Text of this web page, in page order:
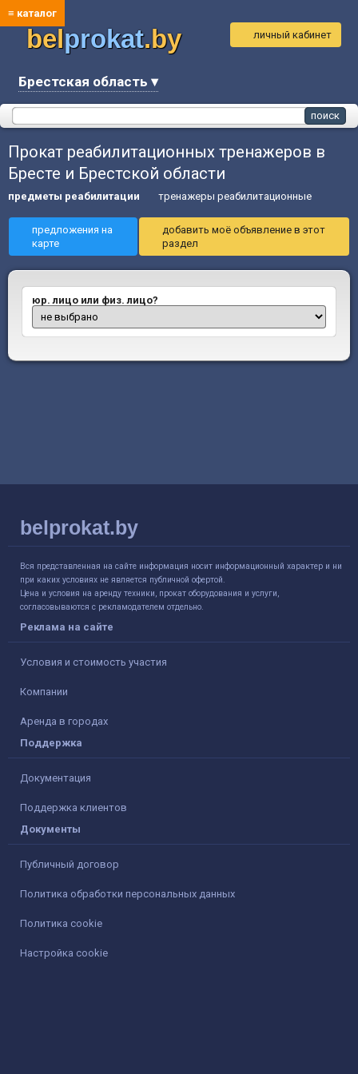
≡ каталог
belprokat.by
Брестская область ▾
личный кабинет
Прокат реабилитационных тренажеров в
Бресте и Брестской области
предметы реабилитации тренажеры реабилитационные
предложения на
карте
добавить моё объявление в этот
раздел
юр. лицо или физ. лицо?
belprokat.by
Вся представленная на сайте информация носит информационный характер и ни
при каких условиях не является публичной офертой.
Цена и условия на аренду техники, прокат оборудования и услуги,
согласовываются с рекламодателем отдельно.
Реклама на сайте
Условия и стоимость участия
Компании
Аренда в городах
Поддержка
Документация
Поддержка клиентов
Документы
Публичный договор
Политика обработки персональных данных
Политика cookie
Настройка cookie